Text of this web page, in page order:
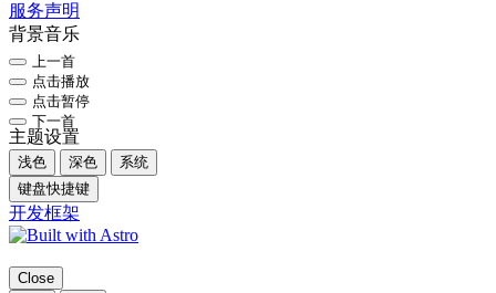
服务声明
背景音乐
上一首
点击播放
点击暂停
下一首
主题设置
浅色 深色
系统
键盘快捷键
开发框架
Close